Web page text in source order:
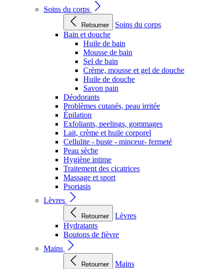
Soins du corps
Retourner
Soins du corps
Bain et douche
Huile de bain
Mousse de bain
Sel de bain
Crème, mousse et gel de douche
Huile de douche
Savon pain
Déodorants
Problèmes cutanés, peau irritée
Épilation
Exfoliants, peelings, gommages
Lait, crème et huile corporel
Cellulite - buste - minceur- fermeté
Peau sèche
Hygiène intime
Traitement des cicatrices
Massage et sport
Psoriasis
Lèvres
Retourner
Lèvres
Hydratants
Boutons de fièvre
Mains
Retourner
Mains